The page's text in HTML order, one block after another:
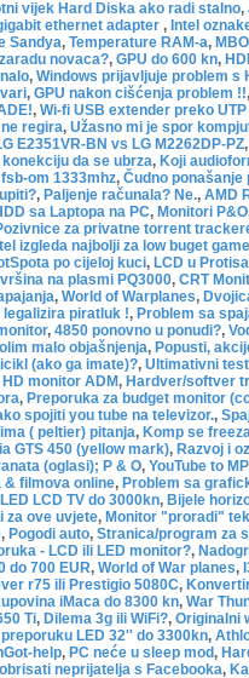
vijek Hard Diska ako radi stalno,
ethernet adapter , Intel
Sandya, Temperature RAM-a,
novaca?, GPU do 600 kn,
, Windows prijavljuje problem s
, GPU nakon cišćenja problem !!,
, Wi-fi USB extender preko
regira, Užasno mi je spor
E2351VR-BN vs LG M2262DP-PZ,
da se ubrza, Koji
om 1333mhz, Čudno ponašanje
, Paljenje računala? Ne., AMD
sa Laptopa na PC, Monitori P&O
za privatne torrent
izgleda najbolji za low buget
po cijeloj kuci, LCD u
na plasmi PQ3000, CRT
, World of Warplanes,
legalizira piratluk !, Problem sa
, 4850 ponovno u ponudi?,
malo objašnjenja, Popusti,
(ako ga imate)?, Ultimativni
monitor ADM, Hardver/softver
, Preporuka za budget monitor
spojiti you tube na televizor.,
( peltier) pitanja, Komp se
GTS 450 (yellow mark), Razvoj i
(oglasi); P & O, YouTube to
& filmova online, Problem sa
LCD TV do 3000kn, Bijele
za ove uvjete, Monitor "proradi"
, Pogodi auto, Stranica/program za
- LCD ili LED monitor?,
do 700 EUR, World of War planes,
r75 ili Prestigio 5080C,
iMaca do 8300 kn, War
Ti, Dilema 3g ili WiFi?, Originalni
preporuku LED 32'' do 3300kn,
help, PC neće u sleep mod,
neprijatelja s Facebooka,